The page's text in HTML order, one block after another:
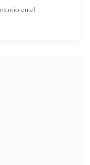
en el